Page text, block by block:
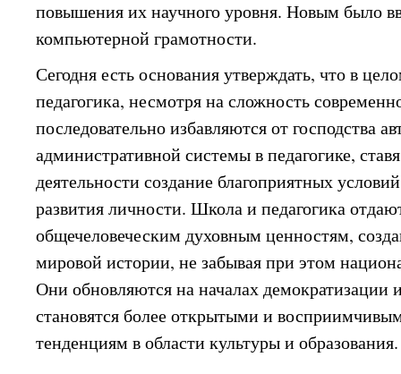
повышения их научного уровня. Новым было
компьютерной грамотности.
Сегодня есть основания утверждать, что в
педагогика, несмотря на сложность
последовательно избавляются от господства
административной системы в педагогике,
деятельности создание благоприятных
развития личности. Школа и педагогика
общечеловеческим духовным ценностям,
мировой истории, не забывая при этом
Они обновляются на началах демократизации
становятся более открытыми и
тенденциям в области культуры и образования.